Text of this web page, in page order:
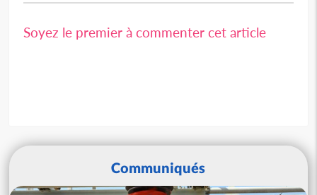
Soyez le premier à commenter cet article
Communiqués